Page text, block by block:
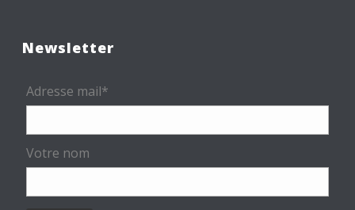
Newsletter
Adresse mail*
Votre nom